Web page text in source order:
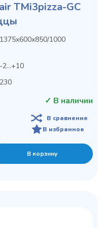
TMi3pizza-GC
1375x600x850/1000
-2...+10
230
✓ В наличии
В сравнение
В избранное
В корзину